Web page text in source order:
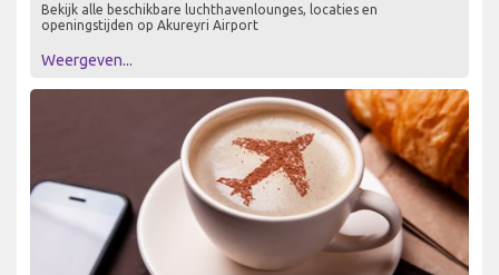
Bekijk alle beschikbare luchthavenlounges, locaties en
openingstijden op Akureyri Airport
Weergeven...